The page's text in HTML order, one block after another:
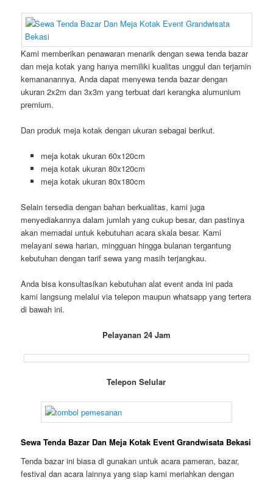
Kami memberikan penawaran menarik dengan sewa tenda bazar
dan meja kotak yang hanya memiliki kualitas unggul dan terjamin
kemananannya. Anda dapat menyewa tenda bazar dengan
ukuran 2x2m dan 3x3m yang terbuat dari kerangka alumunium
premium.
Dan produk meja kotak dengan ukuran sebagai berikut.
meja kotak ukuran 60x120cm
meja kotak ukuran 80x120cm
meja kotak ukuran 80x180cm
Selain tersedia dengan bahan berkualitas, kami juga
menyediakannya dalam jumlah yang cukup besar, dan pastinya
akan memadai untuk kebutuhan acara skala besar. Kami
melayani sewa harian, mingguan hingga bulanan tergantung
kebutuhan dengan tarif sewa yang masih terjangkau.
Anda bisa konsultasikan kebutuhan alat event anda ini pada
kami langsung melalui via telepon maupun whatsapp yang tertera
di bawah ini.
Pelayanan 24 Jam
Telepon Selular
Sewa Tenda Bazar Dan Meja Kotak Event Grandwisata Bekasi
Tenda bazar ini biasa di gunakan untuk acara pameran, bazar,
festival dan acara lainnya yang siap kami meriahkan dengan